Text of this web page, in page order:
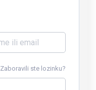
Zaboravili ste lozinku?